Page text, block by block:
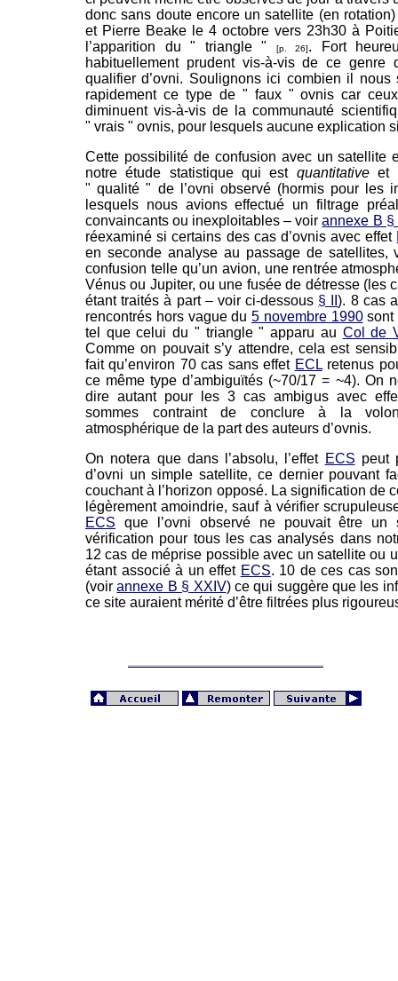
donc sans doute encore un satellite (en
et Pierre Beake le 4 octobre vers 23h30 à
l’apparition du " triangle "
[p. 26]. Fort
habituellement prudent vis-à-vis de ce genre
qualifier d’ovni. Soulignons ici combien il nous
rapidement ce type de " faux " ovnis car
diminuent vis-à-vis de la communauté
" vrais " ovnis, pour lesquels aucune explication
Cette possibilité de confusion avec un satellite
notre étude statistique qui est quantitativeet
" qualité " de l’ovni observé (hormis pour les
lesquels nous avions effectué un filtrage
convaincants ou inexploitables – voirannexe B §
réexaminé si certains des cas d’ovnis avec effet
en seconde analyse au passage de satellites,
confusion telle qu’un avion, une rentrée
Vénus ou Jupiter, ou une fusée de détresse (les
étant traités à part – voir ci-dessous § II). 8 cas
rencontrés hors vague du5 novembre 1990sont
tel que celui du " triangle " apparu au Col de
Comme on pouvait s’y attendre, cela est
fait qu’environ 70 cas sans effet ECLretenus
ce même type d’ambiguïtés (~70/17 = ~4). On
dire autant pour les 3 cas ambigus avec
sommes contraint de conclure à la
atmosphérique de la part des auteurs d’ovnis.
On notera que dans l’absolu, l’effet ECS peut
d’ovni un simple satellite, ce dernier pouvant
couchant à l’horizon opposé. La signification de
légèrement amoindrie, sauf à vérifier
ECS que l’ovni observé ne pouvait être un
vérification pour tous les cas analysés dans
12 cas de méprise possible avec un satellite ou
étant associé à un effet ECS. 10 de ces cas
(voirannexe B § XXIV) ce qui suggère que les
ce site auraient mérité d’être filtrées plus